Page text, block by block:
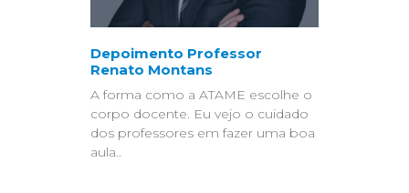
Depoimento Professor
Renato Montans
A forma como a ATAME escolhe o
corpo docente. Eu vejo o cuidado
dos professores em fazer uma boa
aula..